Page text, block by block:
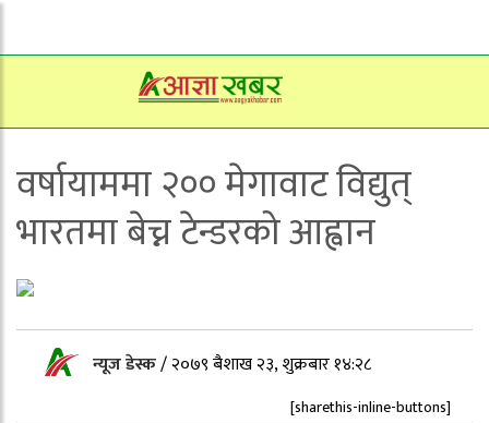
वर्षायाममा २०० मेगावाट विद्युत्
भारतमा बेच्न टेन्डरको आह्वान
न्यूज डेस्क/२०७९ बैशाख २३, शुक्रबार १४:२८
[sharethis-inline-buttons]